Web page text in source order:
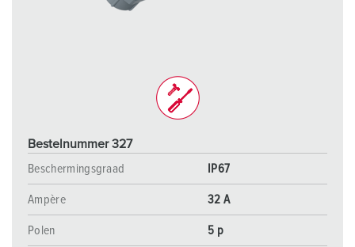
Bestelnummer 327
Beschermingsgraad
IP67
Ampère 32 A
Polen 5 p